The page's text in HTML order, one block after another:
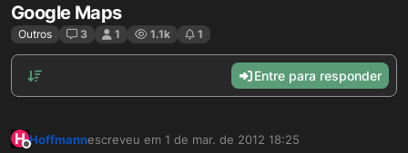
Google Maps
Outros 3 1 1.1k 1
Entre para responder
H Hoffmannescreveu em 1 de mar. de 2012 18:25
última edição por